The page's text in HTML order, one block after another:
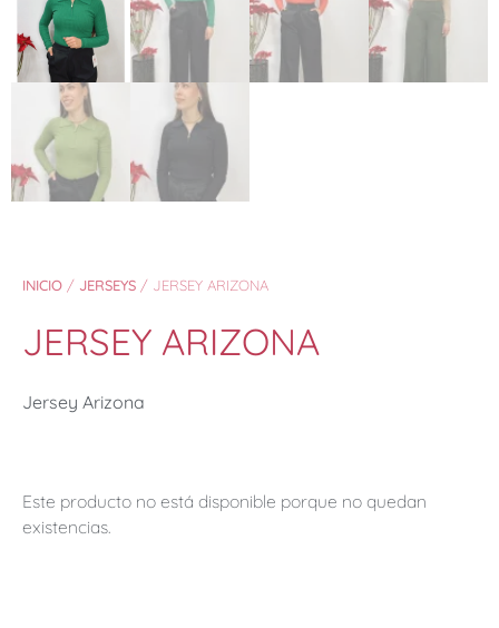
INICIO / JERSEYS / JERSEY ARIZONA
JERSEY ARIZONA
Jersey Arizona
Este producto no está disponible porque no quedan
existencias.